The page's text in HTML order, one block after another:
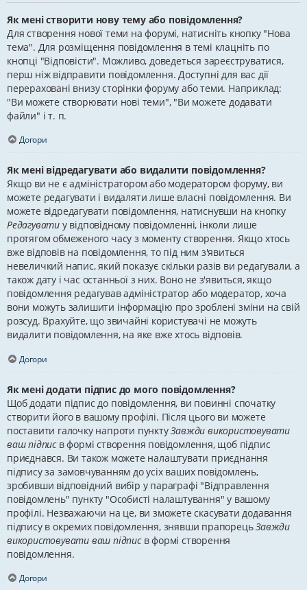
Як мені створити нову тему або повідомлення?
Для створення нової теми на форумі, натисніть кнопку "Нова
тема". Для розміщення повідомлення в темі клацніть по
кнопці "Відповісти". Можливо, доведеться зареєструватися,
перш ніж відправити повідомлення. Доступні для вас дії
перераховані внизу сторінки форуму або теми. Наприклад:
"Ви можете створювати нові теми", "Ви можете додавати
файли" і т. п.
Догори
Як мені відредагувати або видалити повідомлення?
Якщо ви не є адміністратором або модератором форуму, ви
можете редагувати і видаляти лише власні повідомлення. Ви
можете відредагувати повідомлення, натиснувши на кнопку
Редагувати у відповідному повідомленні, інколи лише
протягом обмеженого часу з моменту створення. Якщо хтось
вже відповів на повідомлення, то під ним з'явиться
невеличкий напис, який показує скільки разів ви редагували, а
також дату і час останньої з них. Воно не з'явиться, якщо
повідомлення редагував адміністратор або модератор, хоча
вони можуть залишити інформацію про зроблені зміни на свій
розсуд. Врахуйте, що звичайні користувачі не можуть
видалити повідомлення, на яке вже хтось відповів.
Догори
Як мені додати підпис до мого повідомлення?
Щоб додати підпис до повідомлення, ви повинні спочатку
створити його в вашому профілі. Після цього ви можете
поставити галочку напроти пунктуЗавжди використовувати
ваш підписв формі створення повідомлення, щоб підпис
приєднався. Ви також можете налаштувати приєднання
підпису за замовчуванням до усіх ваших повідомлень,
зробивши відповідний вибір у параграфі "Відправлення
повідомлень" пункту "Особисті налаштування" у вашому
профілі. Незважаючи на це, ви зможете скасувати додавання
підпису в окремих повідомлення, знявши прапорецьЗавжди
використовувати ваш підписв формі створення
повідомлення.
Догори